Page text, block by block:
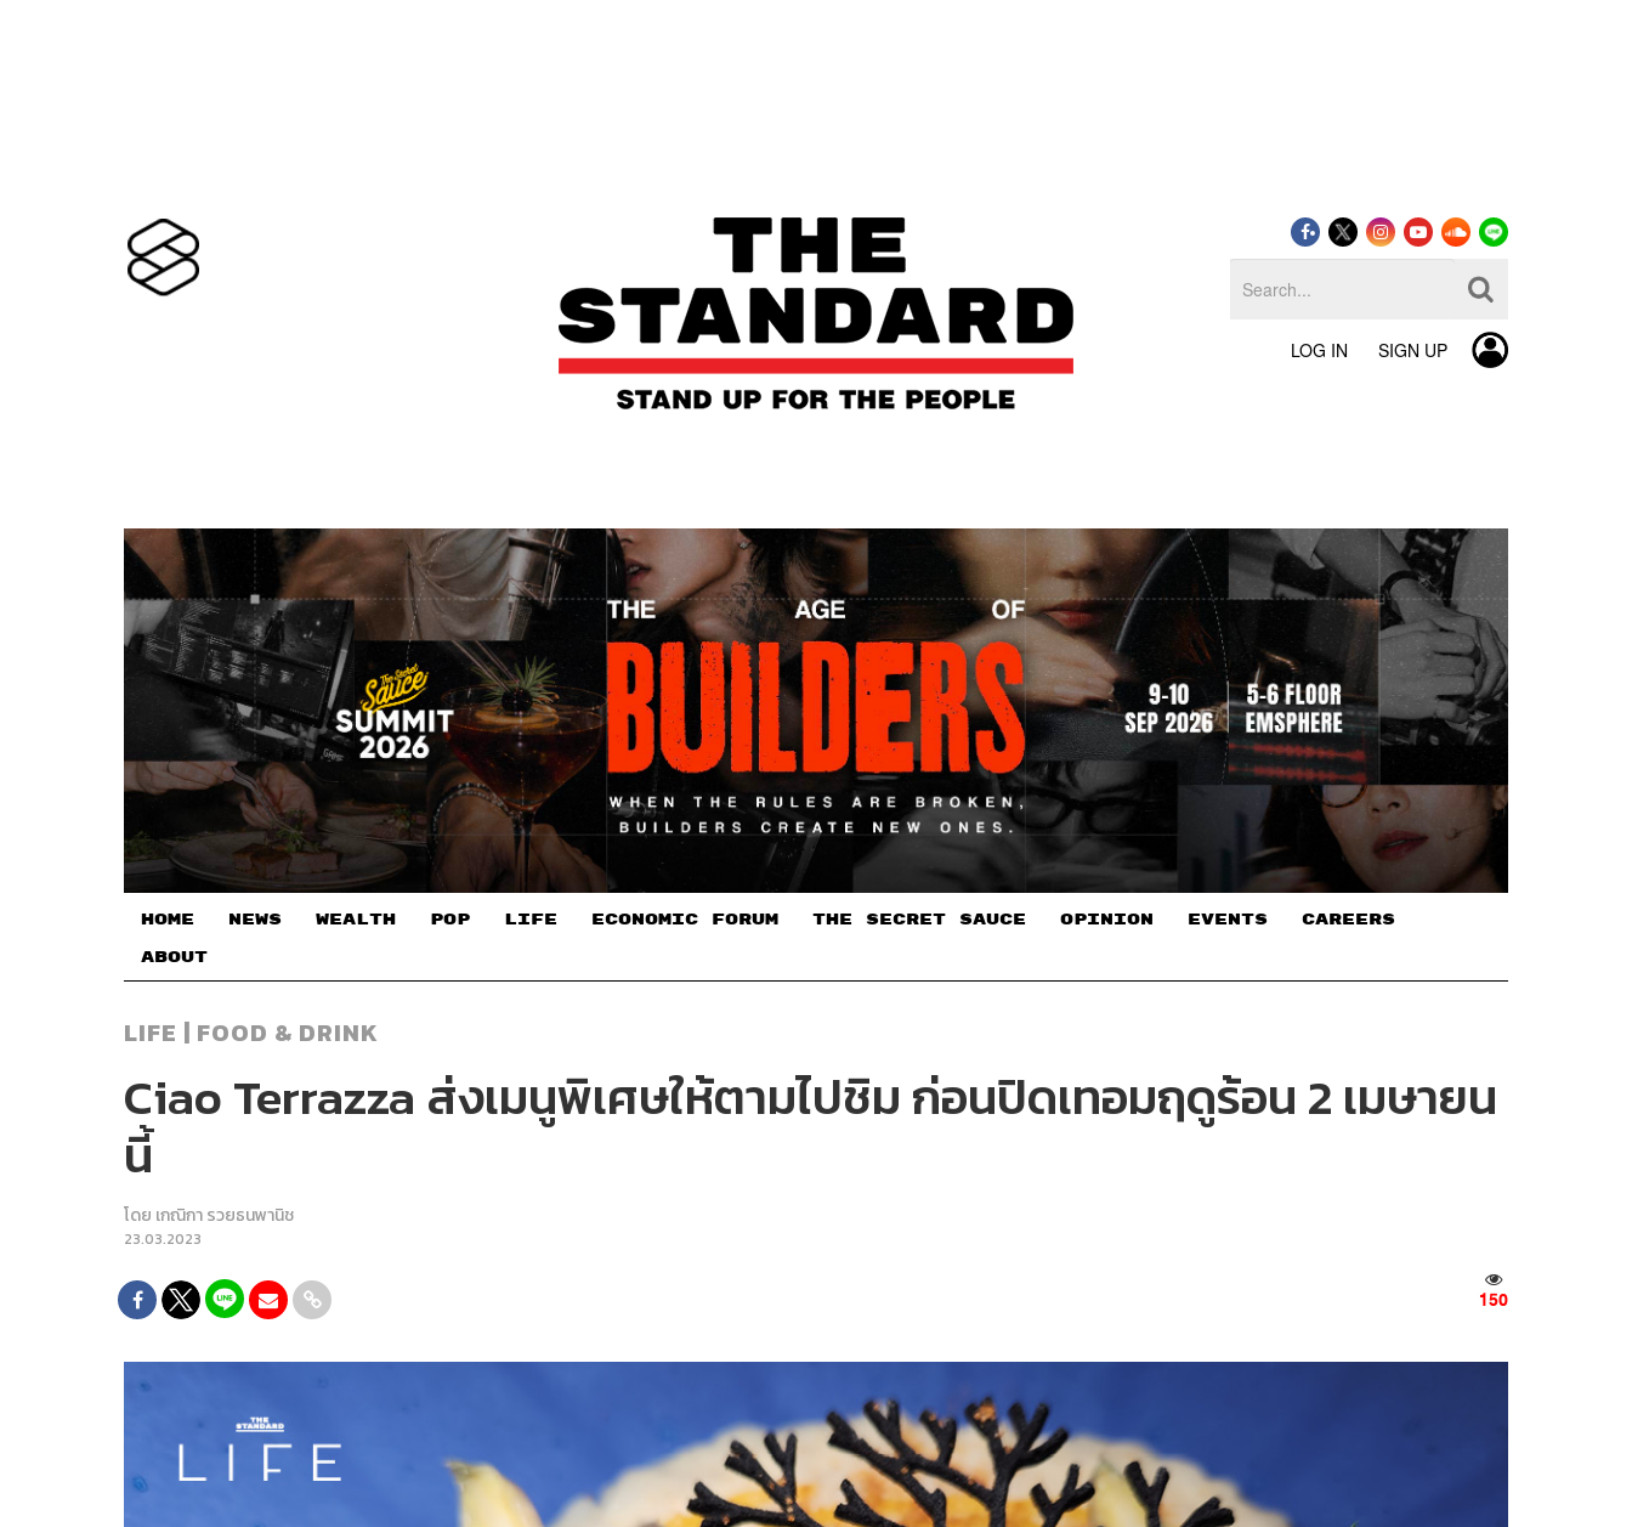
LOG IN SIGN UP
HOME NEWS WEALTH POP LIFE ECONOMIC FORUM THE SECRET SAUCE​ OPINION EVENTS CAREERS
ABOUT
LIFE | FOOD & DRINK
Ciao Terrazza ส่งเมนูพิเศษให้ตามไปชิม ก่อนปิดเทอมฤดูร้อน 2 เมษายน
นี้
โดย เกณิกา รวยธนพานิช
23.03.2023
150